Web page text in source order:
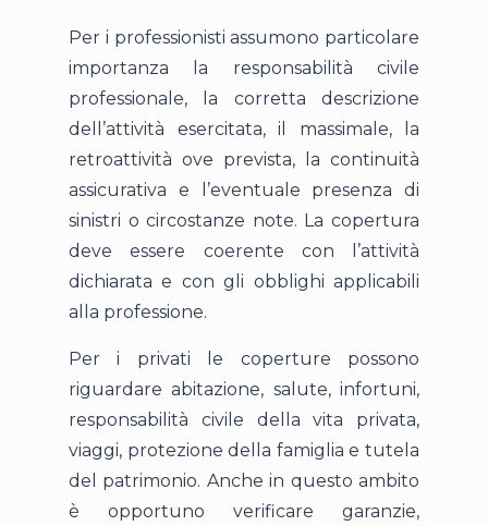
Per i professionisti assumono particolare
importanza la responsabilità civile
professionale, la corretta descrizione
dell’attività esercitata, il massimale, la
retroattività ove prevista, la continuità
assicurativa e l’eventuale presenza di
sinistri o circostanze note. La copertura
deve essere coerente con l’attività
dichiarata e con gli obblighi applicabili
alla professione.
Per i privati le coperture possono
riguardare abitazione, salute, infortuni,
responsabilità civile della vita privata,
viaggi, protezione della famiglia e tutela
del patrimonio. Anche in questo ambito
è opportuno verificare garanzie,